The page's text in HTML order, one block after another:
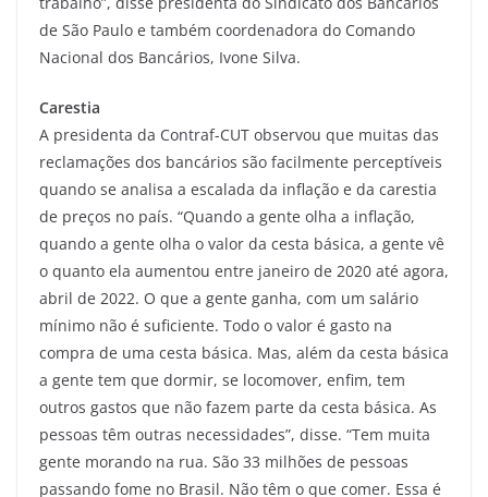
de São Paulo e também coordenadora do Comando
Nacional dos Bancários, Ivone Silva.
Carestia
A presidenta da Contraf-CUT observou que muitas das
reclamações dos bancários são facilmente perceptíveis
quando se analisa a escalada da inflação e da carestia
de preços no país. “Quando a gente olha a inflação,
quando a gente olha o valor da cesta básica, a gente vê
o quanto ela aumentou entre janeiro de 2020 até agora,
abril de 2022. O que a gente ganha, com um salário
mínimo não é suficiente. Todo o valor é gasto na
compra de uma cesta básica. Mas, além da cesta básica
a gente tem que dormir, se locomover, enfim, tem
outros gastos que não fazem parte da cesta básica. As
pessoas têm outras necessidades”, disse. “Tem muita
gente morando na rua. São 33 milhões de pessoas
passando fome no Brasil. Não têm o que comer. Essa é